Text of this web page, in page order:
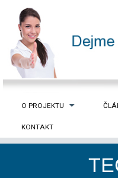
O PROJEKTU
KONTAKT